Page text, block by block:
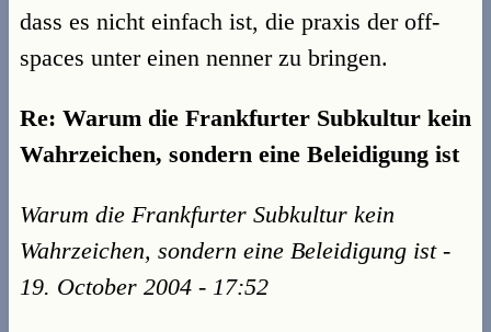
dass es nicht einfach ist, die praxis der off-
spaces unter einen nenner zu bringen.
Re: Warum die Frankfurter Subkultur kein
Wahrzeichen, sondern eine Beleidigung ist
Warum die Frankfurter Subkultur kein
Wahrzeichen, sondern eine Beleidigung ist -
19. October 2004 - 17:52